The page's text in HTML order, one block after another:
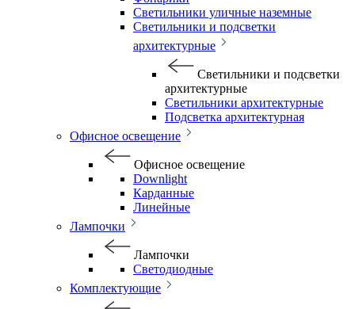
Светильники уличные наземные
Светильники и подсветки
архитектурные
Светильники и подсветки
архитектурные
Светильники архитектурные
Подсветка архитектурная
Офисное освещение
Офисное освещение
Downlight
Карданные
Линейные
Лампочки
Лампочки
Светодиодные
Комплектующие